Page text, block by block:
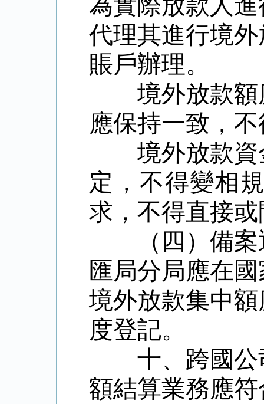
代理其進行境
賬戶辦理。
境外放款
應保持一致，
境外放款
定，不得變相
求，不得直接
（四）備
匯局分局應在
境外放款集中
度登記。
十、跨國
額結算業務應